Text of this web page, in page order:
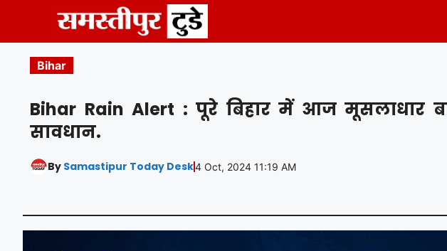
content
Bihar
Bihar Rain Alert : पूरे बिहार में आज मूसलाधार
सावधान.
By Samastipur Today Desk4 Oct, 2024 11:19 AM